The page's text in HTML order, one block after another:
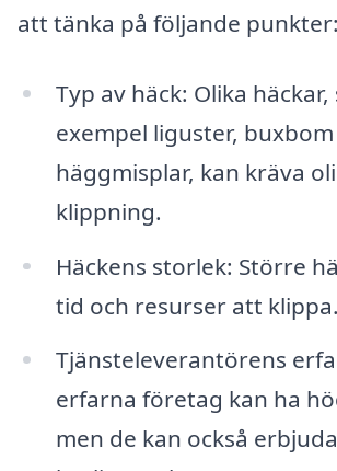
att tänka på följande punkter:
Typ av häck: Olika
exempel liguster,
häggmisplar, kan kräva
klippning.
Häckens storlek: Större
tid och resurser att klippa.
Tjänsteleverantörens
erfarna företag kan ha
men de kan också